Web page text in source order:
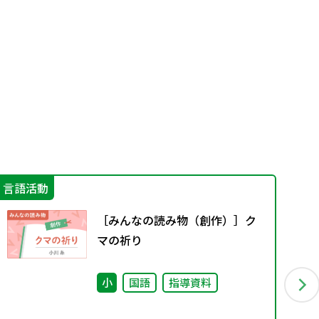
言語活動
［みんなの読み物（創作）］ク
マの祈り
小 国語 指導資料